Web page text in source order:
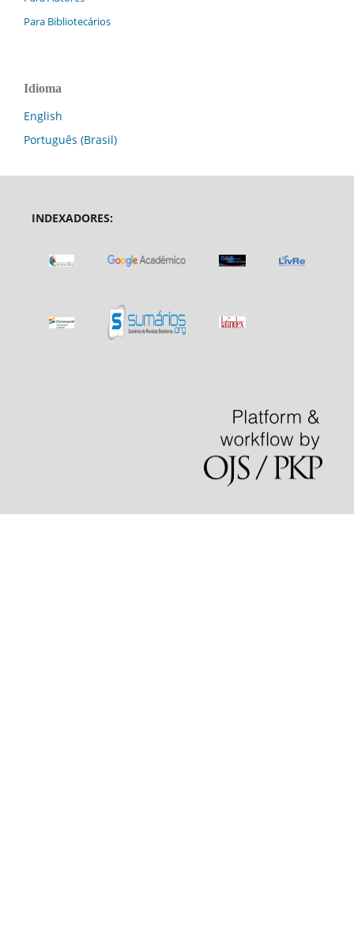
Para Bibliotecários
Idioma
English
Português (Brasil)
INDEXADORES: